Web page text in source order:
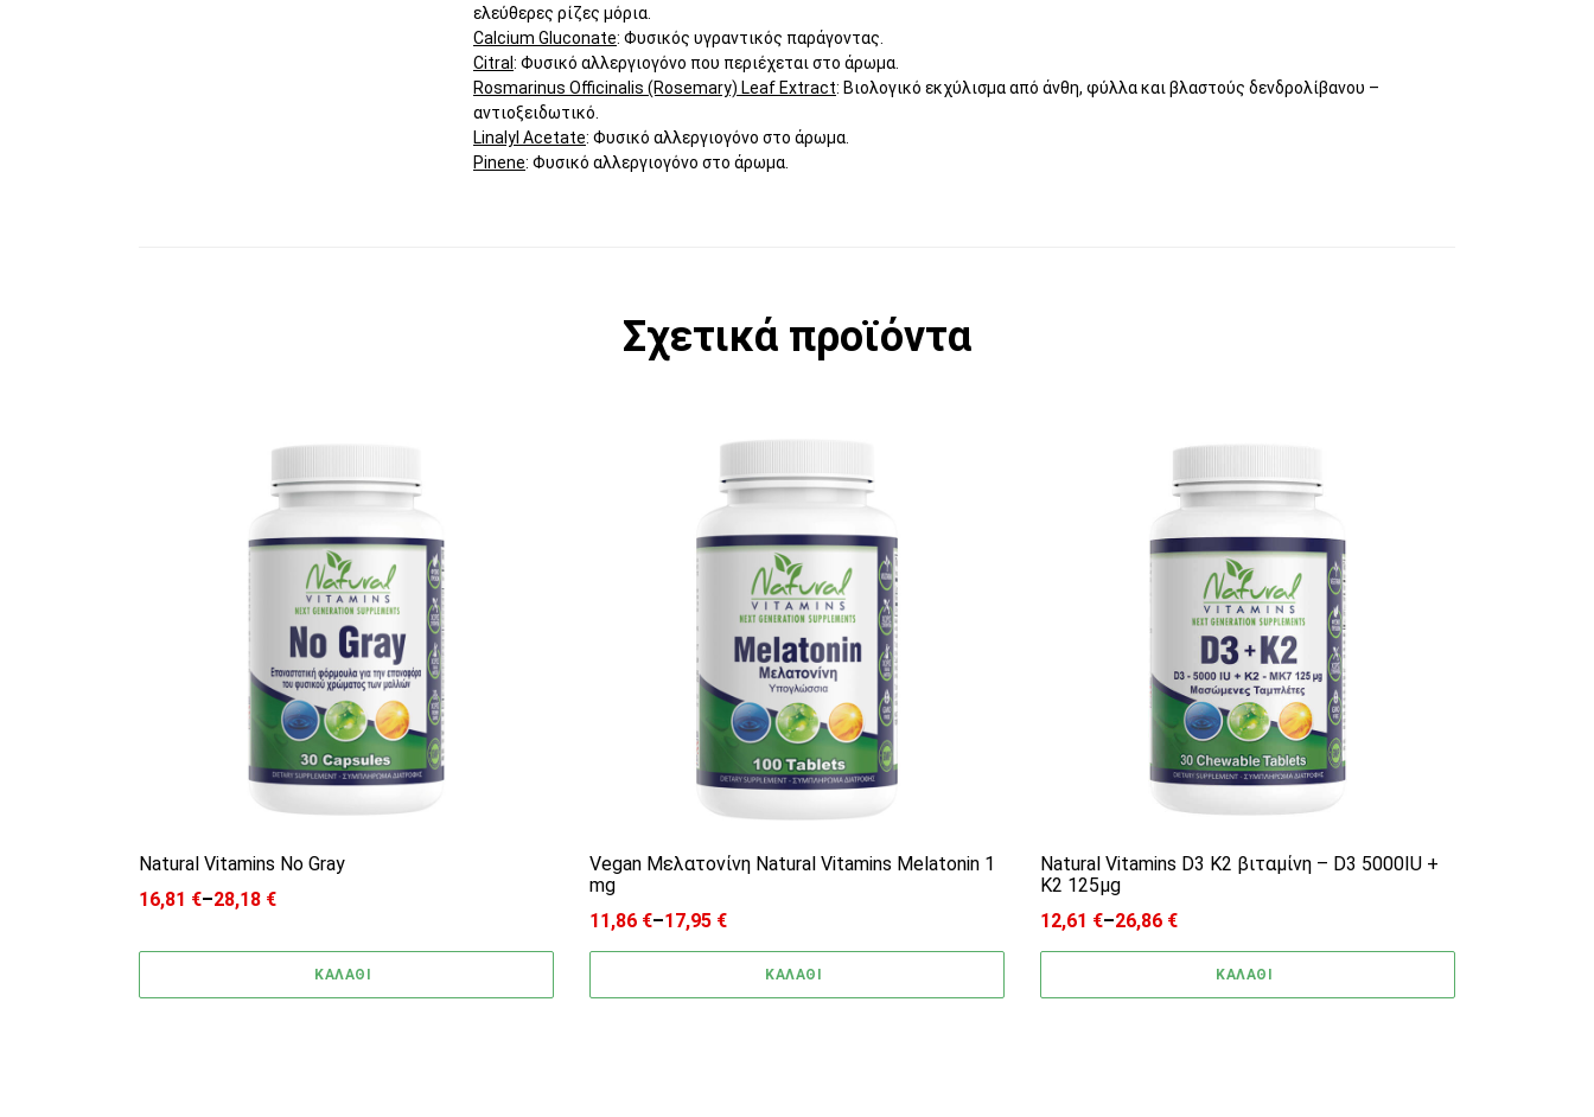
ελεύθερες ρίζες μόρια.
Calcium Gluconate: Φυσικός υγραντικός παράγοντας.
Citral: Φυσικό αλλεργιογόνο που περιέχεται στο άρωμα.
Rosmarinus Officinalis (Rosemary) Leaf Extract: Βιολογικό εκχύλισμα από άνθη, φύλλα και βλαστούς δενδρολίβανου –
αντιοξειδωτικό.
Linalyl Acetate: Φυσικό αλλεργιογόνο στο άρωμα.
Pinene: Φυσικό αλλεργιογόνο στο άρωμα.
Σχετικά προϊόντα
Natural Vitamins No Gray
16,81 €–28,18 €
Price range: 16,81 € through 28,18 €
ΚΑΛΑΘΙ
Αυτό το προϊόν έχει πολλαπλές παραλλαγές. Οι επιλογές μπορούν να επιλεγούν στη σελίδα του προϊόντος
Vegan Μελατονίνη Natural Vitamins Melatonin 1
mg
11,86 €–17,95 €
Price range: 11,86 € through 17,95 €
ΚΑΛΑΘΙ
Αυτό το προϊόν έχει πολλαπλές παραλλαγές. Οι επιλογές μπορούν να επιλεγούν
Natural Vitamins D3 K2 βιταμίνη – D3 5000IU +
K2 125μg
12,61 €–26,86 €
Price range: 12,61 € through 26,86 €
ΚΑΛΑΘΙ
Αυτό το προϊόν έχει πολλαπλές